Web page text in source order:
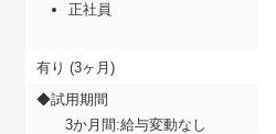
正社員
有り (3ヶ月)
◆試用期間
3か月間:給与変動なし